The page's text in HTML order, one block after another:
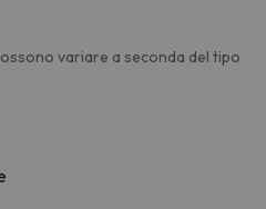
variare a seconda del tipo